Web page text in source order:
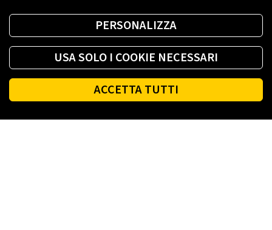
PERSONALIZZA
USA SOLO I COOKIE NECESSARI
ACCETTA TUTTI